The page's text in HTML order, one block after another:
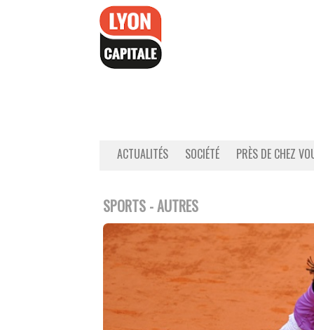
ACTUALITÉS SOCIÉTÉ PRÈS DE CHEZ
SPORTS - AUTRES